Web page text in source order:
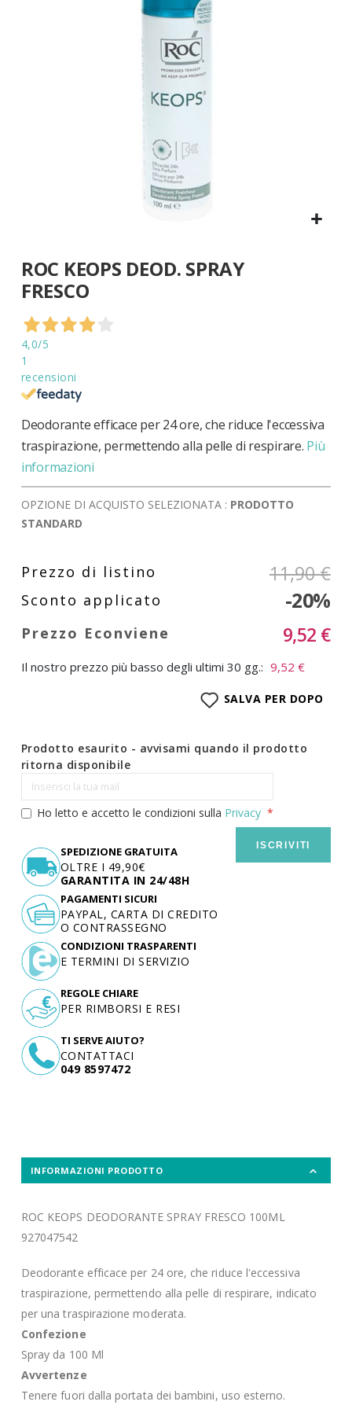
all'inizio
della
galleria
immagini
ROC KEOPS DEOD. SPRAY
FRESCO
4,0/5
1
recensioni
Deodorante efficace per 24 ore, che riduce l'eccessiva
traspirazione, permettendo alla pelle di respirare. Più
informazioni
OPZIONE DI ACQUISTO SELEZIONATA : PRODOTTO
STANDARD
11,90 €
-20%
9,52 €
Il nostro prezzo più basso degli ultimi 30 gg.: 9,52 €
SALVA PER DOPO
Prodotto esaurito - avvisami quando il prodotto
ritorna disponibile
Ho letto e accetto le condizioni sulla Privacy
ISCRIVITI
SPEDIZIONE GRATUITA
OLTRE I 49,90€
GARANTITA IN 24/48H
TI SERVE AIUTO?
CONTATTACI
049 8597472
PAGAMENTI SICURI
PAYPAL, CARTA DI CREDITO
O CONTRASSEGNO
CONDIZIONI TRASPARENTI
E TERMINI DI SERVIZIO
REGOLE CHIARE
PER RIMBORSI E RESI
INFORMAZIONI PRODOTTO
ROC KEOPS DEODORANTE SPRAY FRESCO 100ML
927047542
Deodorante efficace per 24 ore, che riduce l'eccessiva
traspirazione, permettendo alla pelle di respirare, indicato
per una traspirazione moderata.
Confezione
Spray da 100 Ml
Avvertenze
Tenere fuori dalla portata dei bambini, uso esterno.